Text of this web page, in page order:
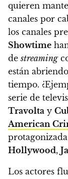
quieren
canales por
los canales
Showtime
destreaming
están
tiempo.
serie de
Travolta y
American
Hollywood,
Los actores